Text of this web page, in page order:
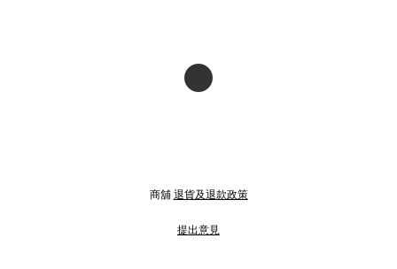
商舖 退貨及退款政策
提出意見